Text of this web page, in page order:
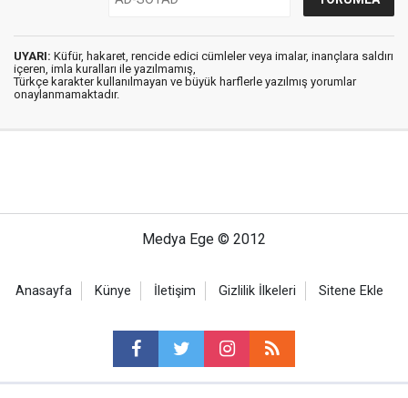
UYARI: Küfür, hakaret, rencide edici cümleler veya imalar, inançlara saldırı
içeren, imla kuralları ile yazılmamış,
Türkçe karakter kullanılmayan ve büyük harflerle yazılmış yorumlar
onaylanmamaktadır.
Medya Ege © 2012
Anasayfa Künye İletişim Gizlilik İlkeleri Sitene Ekle